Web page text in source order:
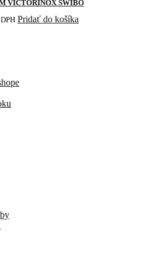
VICTORINOX SWIBO
Pridať do košíka